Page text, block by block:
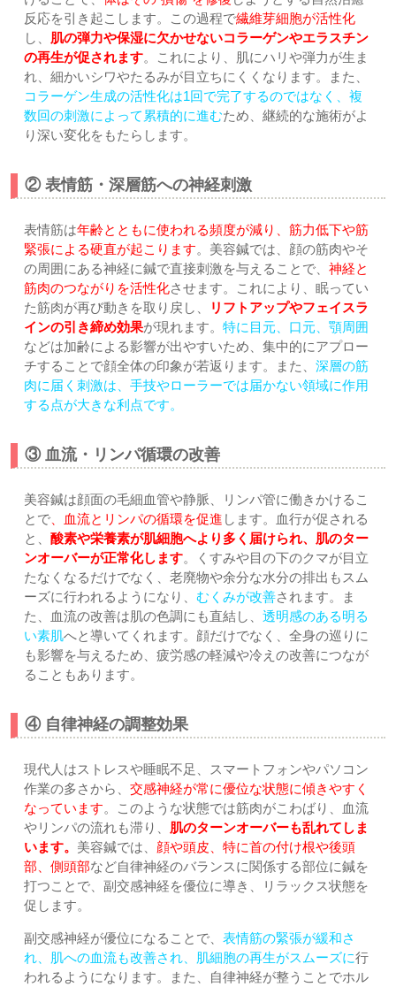
反応を引き起こします。この過程で繊維芽細胞が活性化
し、 肌の弾力や保湿に欠かせないコラーゲンやエラスチン
の再生が促されます。これにより、肌にハリや弾力が生ま
れ、細かいシワやたるみが目立ちにくくなります。また、
コラーゲン生成の活性化は1回で完了するのではなく、複
数回の刺激によって累積的に進むため、継続的な施術がよ
り深い変化をもたらします。
② 表情筋・深層筋への神経刺激
表情筋は年齢とともに使われる頻度が減り、筋力低下や筋
緊張による硬直が起こります。美容鍼では、顔の筋肉やそ
の周囲にある神経に鍼で直接刺激を与えることで、 神経と
筋肉のつながりを活性化させます。これにより、眠ってい
た筋肉が再び動きを取り戻し、
リフトアップやフェイスラ
インの引き締め効果が現れます。 特に目元、口元、顎周囲
などは加齢による影響が出やすいため、集中的にアプロー
チすることで顔全体の印象が若返ります。また、 深層の筋
肉に届く刺激は、手技やローラーでは届かない領域に作用
する点が大きな利点です。
③ 血流・リンパ循環の改善
美容鍼は顔面の毛細血管や静脈、リンパ管に働きかけるこ
とで 、血流とリンパの循環を促進 します。血行が促される
と、 酸素や栄養素が肌細胞へより多く届けられ、肌のター
ンオーバーが正常化します。くすみや目の下のクマが目立
たなくなるだけでなく、老廃物や余分な水分の排出もスム
ーズに行われるようになり、 むくみが改善されます。ま
た、血流の改善は肌の色調にも直結し、 透明感のある明る
い素肌へと導いてくれます。顔だけでなく、全身の巡りに
も影響を与えるため、疲労感の軽減や冷えの改善につなが
ることもあります。
④ 自律神経の調整効果
現代人はストレスや睡眠不足、スマートフォンやパソコン
作業の多さから、 交感神経が常に優位な状態に傾きやすく
なっています。このような状態では筋肉がこわばり、血流
やリンパの流れも滞り、 肌のターンオーバーも乱れてしま
います。 美容鍼では、 顔や頭皮、特に首の付け根や後頭
部、側頭部など自律神経のバランスに関係する部位に鍼を
打つことで、副交感神経を優位に導き、リラックス状態を
促します。
副交感神経が優位になることで、 表情筋の緊張が緩和さ
れ、肌への血流も改善され、肌細胞の再生がスムーズに行
われるようになります。また、自律神経が整うことでホル